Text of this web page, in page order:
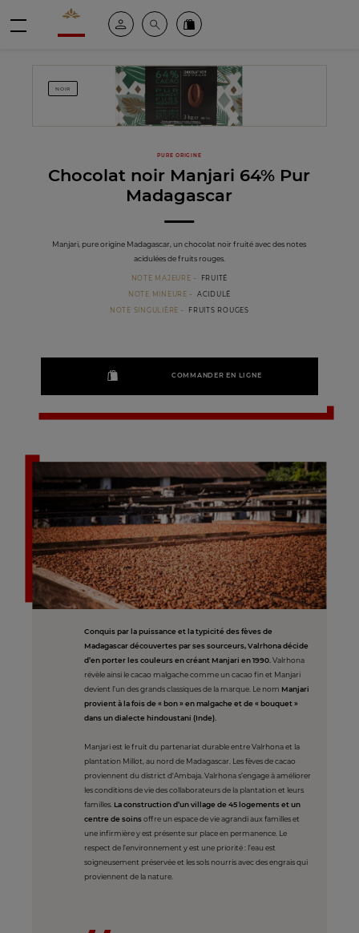
Valrhona - Imaginons le meilleur du chocolat
Espace clientRechercheCommandez en ligne
NOIR
PURE ORIGINE
Chocolat noir Manjari 64% Pur
Madagascar
Manjari, pure origine Madagascar, un chocolat noir fruité avec des notes
acidulées de fruits rouges.
NOTE MAJEURE FRUITÉ
NOTE MINEURE ACIDULÉ
NOTE SINGULIÈRE FRUITS ROUGES
COMMANDER EN LIGNE
Conquis par la puissance et la typicité des fèves de
Madagascar découvertes par ses sourceurs, Valrhona décide
d’en porter les couleurs en créant Manjari en 1990. Valrhona
révèle ainsi le cacao malgache comme un cacao fin et Manjari
devient l’un des grands classiques de la marque. Le nom Manjari
provient à la fois de « bon » en malgache et de « bouquet »
dans un dialecte hindoustani (Inde).
Manjari est le fruit du partenariat durable entre Valrhona et la
plantation Millot, au nord de Madagascar. Les fèves de cacao
proviennent du district d'Ambaja. Valrhona s’engage à améliorer
les conditions de vie des collaborateurs de la plantation et leurs
familles. La construction d’un village de 45 logements et un
centre de soinsoffre un espace de vie agrandi aux familles et
une infirmière y est présente sur place en permanence. Le
respect de l’environnement y est une priorité : l’eau est
soigneusement préservée et les sols nourris avec des engrais qui
proviennent de la nature.